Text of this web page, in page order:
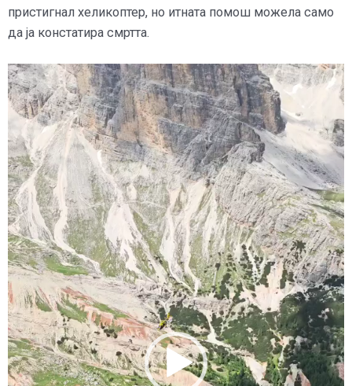
пристигнал хеликоптер, но итната помош можела само
да ја констатира смртта.
Видео
плејер